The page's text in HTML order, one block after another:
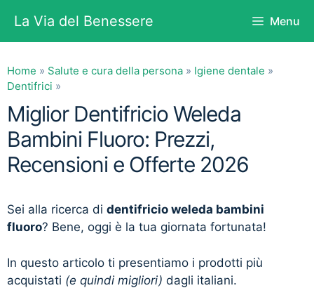
contenuto
La Via del Benessere Menu
Home » Salute e cura della persona » Igiene dentale »
Dentifrici »
Miglior Dentifricio Weleda
Bambini Fluoro: Prezzi,
Recensioni e Offerte 2026
Sei alla ricerca di dentifricio weleda bambini
fluoro? Bene, oggi è la tua giornata fortunata!
In questo articolo ti presentiamo i prodotti più
acquistati (e quindi migliori) dagli italiani.